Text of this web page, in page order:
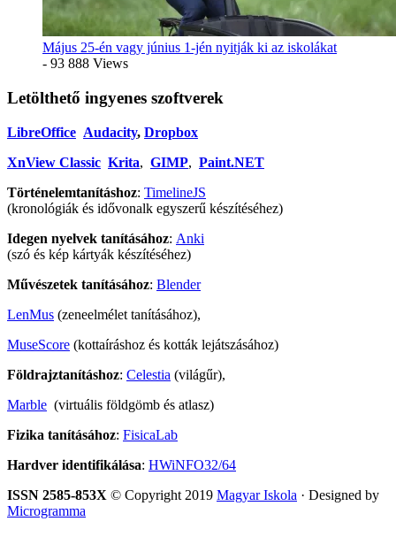
Május 25-én vagy június 1-jén nyitják ki az iskolákat
- 93 888 Views
Letölthető ingyenes szoftverek
LibreOffice Audacity, Dropbox
XnView Classic Krita, GIMP, Paint.NET
Történelemtanításhoz: TimelineJS
(kronológiák és idővonalk egyszerű készítéséhez)
Idegen nyelvek tanításához: Anki
(szó és kép kártyák készítéséhez)
Művészetek tanításához: Blender
LenMus (zeneelmélet tanításához),
MuseScore (kottaíráshoz és kották lejátszásához)
Földrajztanításhoz: Celestia (világűr),
Marble (virtuális földgömb és atlasz)
Fizika tanításához: FisicaLab
Hardver identifikálása: HWiNFO32/64
ISSN 2585-853X © Copyright 2019 Magyar Iskola · Designed by
Microgramma